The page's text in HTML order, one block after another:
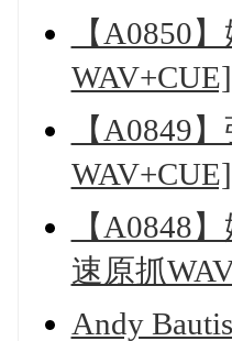
【A0850
WAV+CUE]
【A0849
WAV+CUE]
【A0848
速原抓
Andy